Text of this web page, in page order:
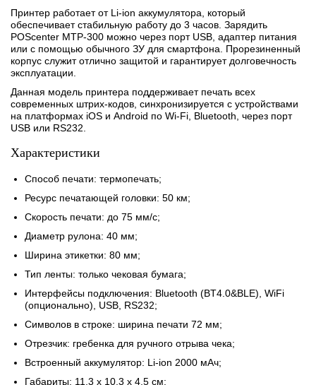
Принтер работает от Li-ion аккумулятора, который
обеспечивает стабильную работу до 3 часов. Зарядить
POScenter MTP-300 можно через порт USB, адаптер питания
или с помощью обычного ЗУ для смартфона. Прорезиненный
корпус служит отлично защитой и гарантирует долговечность
эксплуатации.
Данная модель принтера поддерживает печать всех
современных штрих-кодов, синхронизируется с устройствами
на платформах iOS и Android по Wi-Fi, Bluetooth, через порт
USB или RS232.
Характеристики
Способ печати: термопечать;
Ресурс печатающей головки: 50 км;
Скорость печати: до 75 мм/с;
Диаметр рулона: 40 мм;
Ширина этикетки: 80 мм;
Тип ленты: только чековая бумага;
Интерфейсы подключения: Bluetooth (BT4.0&BLE), WiFi
(опционально), USB, RS232;
Символов в строке: ширина печати 72 мм;
Отрезчик: гребенка для ручного отрыва чека;
Встроенный аккумулятор: Li-ion 2000 мАч;
Габариты: 11,3 х 10,3 х 4,5 см;